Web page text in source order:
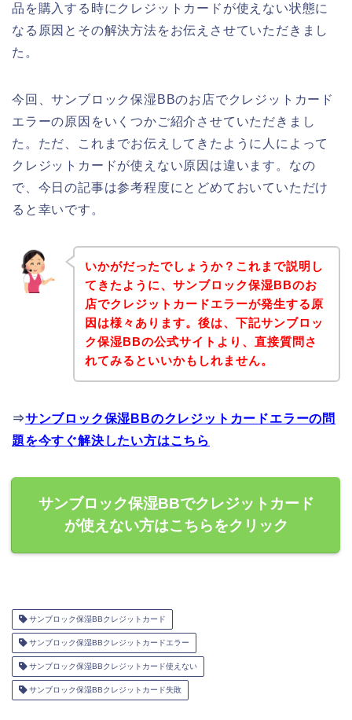
品を購入する時にクレジットカードが使えない状態に
なる原因とその解決方法をお伝えさせていただきまし
た。
今回、サンブロック保湿BBのお店でクレジットカード
エラーの原因をいくつかご紹介させていただきまし
た。ただ、これまでお伝えしてきたように人によって
クレジットカードが使えない原因は違います。なの
で、今日の記事は参考程度にとどめておいていただけ
ると幸いです。
いかがだったでしょうか？これまで説明し
てきたように、サンブロック保湿BBのお
店でクレジットカードエラーが発生する原
因は様々あります。後は、下記サンブロッ
ク保湿BBの公式サイトより、直接質問さ
れてみるといいかもしれません。
⇒サンブロック保湿BBのクレジットカードエラーの問
題を今すぐ解決したい方はこちら
サンブロック保湿BBでクレジットカード
が使えない方はこちらをクリック
サンブロック保湿BBクレジットカード
サンブロック保湿BBクレジットカードエラー
サンブロック保湿BBクレジットカード使えない
サンブロック保湿BBクレジットカード失敗